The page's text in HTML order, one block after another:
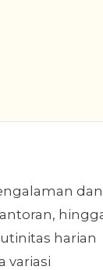
dan
harian
variasi